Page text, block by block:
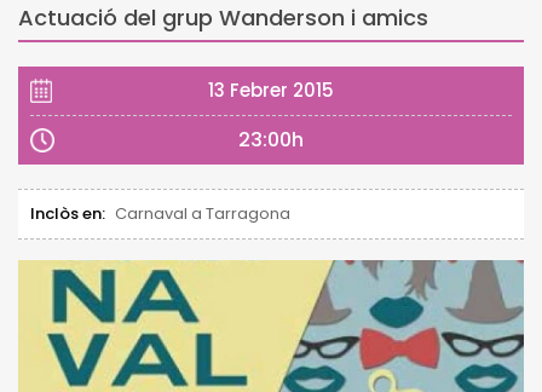
Actuació del grup Wanderson i amics
13 Febrer 2015
23:00h
Inclòs en: Carnaval a Tarragona